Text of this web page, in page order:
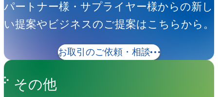
パートナー様・サプライヤー様からの新し
い提案やビジネスのご提案はこちらから。
お取引のご依頼・相談
その他